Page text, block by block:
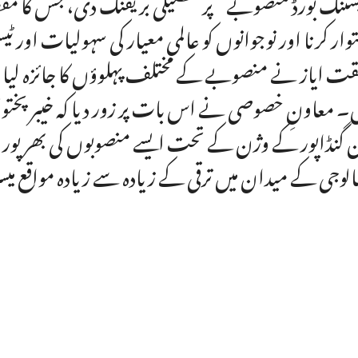
کرنا اور نوجوانوں کو عالمی معیار کی سہولیات
ایاز نے منصوبے کے مختلف پہلوؤں کا جائزہ
معاونِ خصوصی نے اس بات پر زور دیا کہ خیبر
گنڈاپور کے وژن کے تحت ایسے منصوبوں کی بھرپور
کے میدان میں ترقی کے زیادہ سے زیادہ مواقع